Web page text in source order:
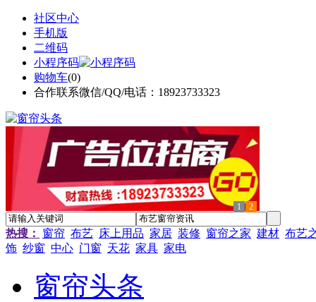
社区中心
手机版
二维码
小程序码
购物车(0)
合作联系微信/QQ/电话：18923733323
1 2
热搜： 窗帘 布艺 床上用品 家居 装修 窗帘之家 建材 布艺
饰 纱窗 中心 门窗 天花 家具 家电
窗帘头条